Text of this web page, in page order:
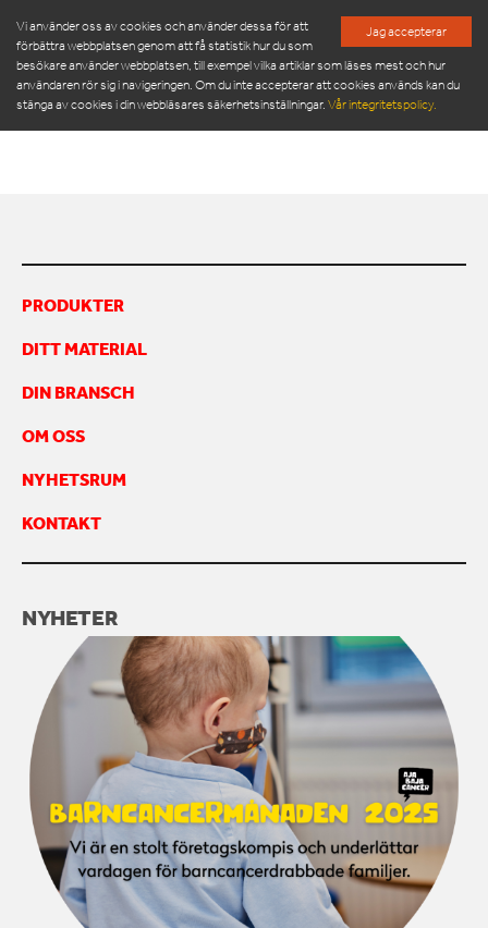
Jag accepterar
Vi använder oss av cookies och använder dessa för att
förbättra webbplatsen genom att få statistik hur du som
besökare använder webbplatsen, till exempel vilka artiklar som läses mest och hur
användaren rör sig i navigeringen. Om du inte accepterar att cookies används kan du
stänga av cookies i din webbläsares säkerhetsinställningar.Vår integritetspolicy.
MÖT VÅR LEDNINGSGRUPP
INSPIRATION
FRAMGÅNGSHISTORIER
ARBETA HOS OSS
KONTAKTA OSS
ORWAK 3220_ES
ORWAK 3220_es
PRODUKTER
DITT MATERIAL
DIN BRANSCH
OM OSS
NYHETSRUM
KONTAKT
NYHETER